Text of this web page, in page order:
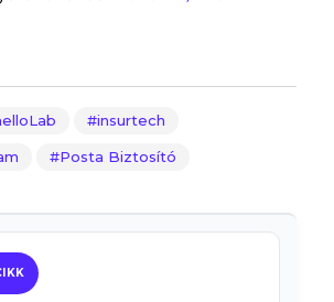
insurtech
Posta Biztosító